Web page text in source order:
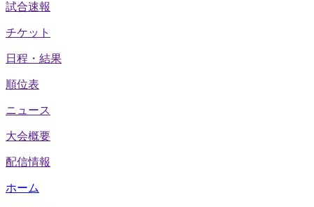
試合速報
チケット
日程・結果
順位表
ニュース
大会概要
配信情報
ホーム